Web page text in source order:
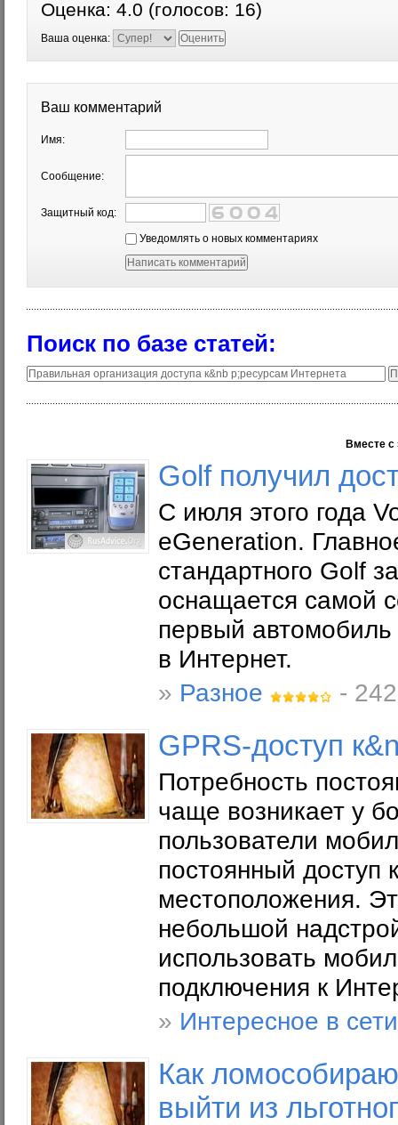
Оценка: 4.0 (голосов: 16)
Ваша оценка:
Ваш комментарий
Имя:
Сообщение:
Защитный код:
Уведомлять о новых комментариях
Поиск по базе статей:
Вместе с
Golf получил
С июля этого года
eGeneration.
стандартного Golf
оснащается самой
первый автомобиль
в Интернет.
» Разное -
GPRS-доступ
Потребность
чаще возникает у
пользователи
постоянный доступ
местоположения.
небольшой
использовать
подключения к
» Интересное в сети
Как
выйти из